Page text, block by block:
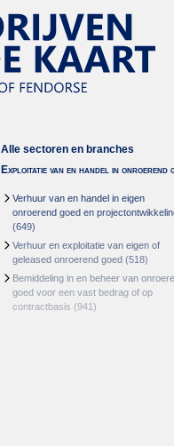
Alle sectoren en branches
Exploitatie van en handel in onroerend
Verhuur van en handel in eigen
onroerend goed en
(649)
Verhuur en exploitatie van eigen of
geleased onroerend goed (518)
Bemiddeling in en beheer van
goed voor een vast bedrag of op
contractbasis (941)